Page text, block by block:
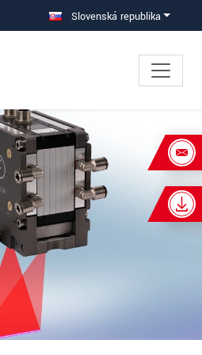
Slovenská republika